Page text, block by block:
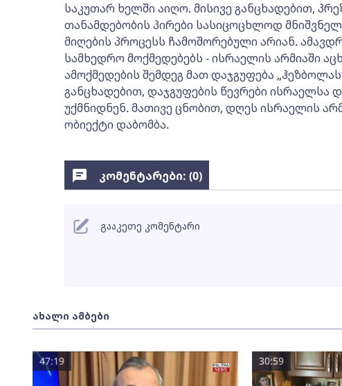
საკუთარ ხელში აიღო. მისივე განცხადებით,
თანამდებობის პირები სასიცოცხლოდ
მიღების პროცესს ჩამოშორებული არიან.
სამხედრო მოქმედებებს - ისრაელის არმიაში
ამოქმედების შემდეგ მათ დაჯგუფება
განცხადებით, დაჯგუფების წევრები ისრაელსა
უქმნიდნენ. მათივე ცნობით, დღეს ისრაელის
ობიექტი დაბომბა.
ახალი ამბები
47:19 30:59
კომენტარები: (0)
გააკეთე კომენტარი